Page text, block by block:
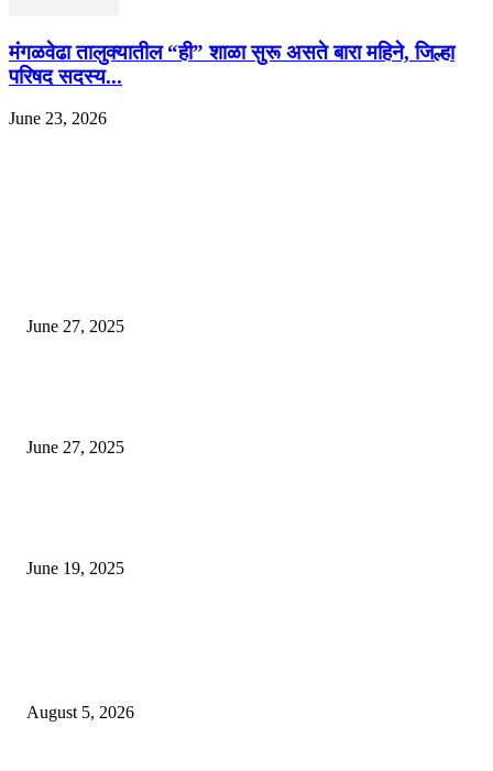
मंगळवेढा तालुक्यातील “ही” शाळा सुरू असते बारा महिने, जिल्हा
परिषद सदस्य...
June 23, 2026
June 27, 2025
June 27, 2025
June 19, 2025
August 5, 2026